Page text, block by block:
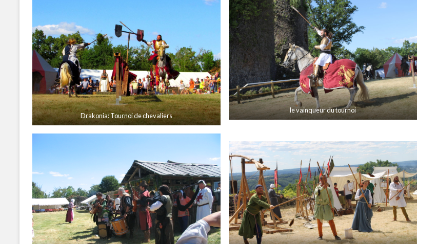
Drakonia: Tournoi de chevaliers
le vainqueur du tournoi